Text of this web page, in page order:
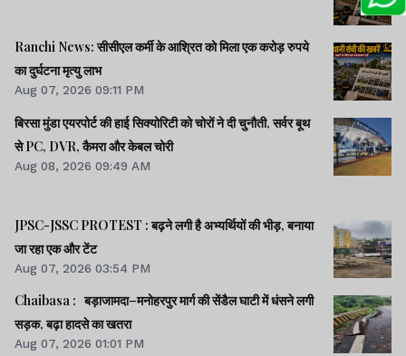
Ranchi News: सीसीएल कर्मी के आश्रित को मिला एक करोड़ रुपये
का दुर्घटना मृत्यु लाभ
Aug 07, 2026 09:11 PM
बिरसा मुंडा एयरपोर्ट की हाई सिक्योरिटी को चोरों ने दी चुनौती, सर्वर बूथ
से PC, DVR, कैमरा और केबल चोरी
Aug 08, 2026 09:49 AM
JPSC-JSSC PROTEST : बढ़ने लगी है अभ्यर्थियों की भीड़, बनाया
जा रहा एक और टेंट
Aug 07, 2026 03:54 PM
Chaibasa : बड़ाजामदा–मनोहरपुर मार्ग की सेंडैल घाटी में धंसने लगी
सड़क, बढ़ा हादसे का खतरा
Aug 07, 2026 01:01 PM